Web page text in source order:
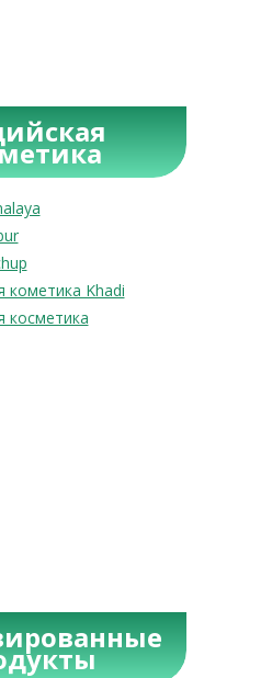
кометика Khadi
косметика